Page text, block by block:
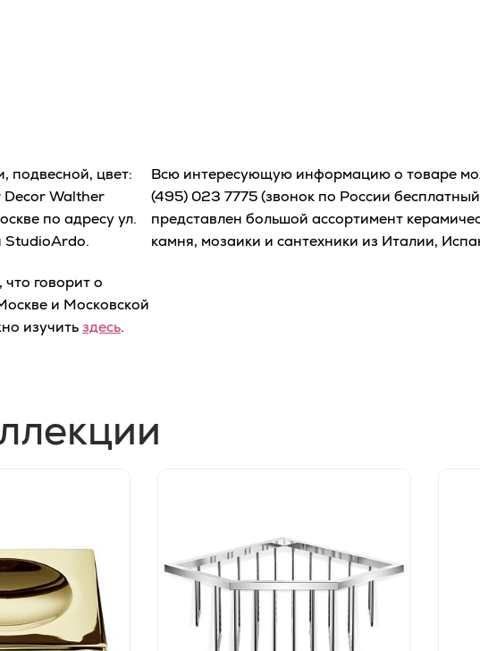
подвесной, цвет:
Walther
по адресу ул.
StudioArdo.
говорит о
и Московской
изучитьздесь.
Всю интересующую информацию о товаре
(495) 023 7775(звонок по России
представлен большой ассортимент
камня, мозаики и сантехники из Италии,